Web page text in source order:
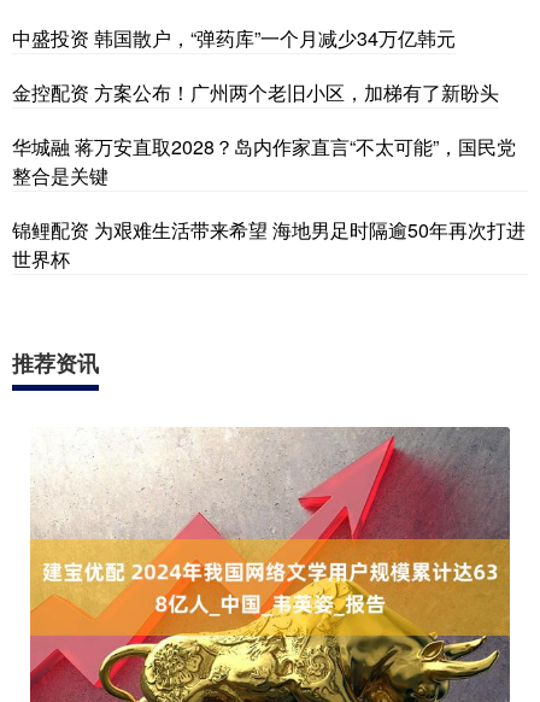
中盛投资 韩国散户，“弹药库”一个月减少34万亿韩元
金控配资 方案公布！广州两个老旧小区，加梯有了新盼头
华城融 蒋万安直取2028？岛内作家直言“不太可能”，国民党
整合是关键
锦鲤配资 为艰难生活带来希望 海地男足时隔逾50年再次打进
世界杯
推荐资讯